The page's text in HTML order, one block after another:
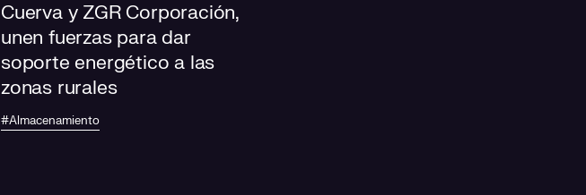
Cuerva y ZGR Corporación,
unen fuerzas para dar
soporte energético a las
zonas rurales
#Almacenamiento